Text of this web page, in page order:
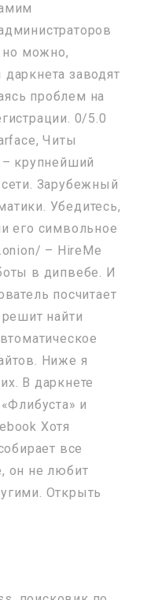
но можно,
заводят
проблем на
0/5.0
Читы
крупнейший
Зарубежный
Убедитесь,
его символьное
– HireMe
в дипвебе. И
посчитает
найти
Ниже я
В даркнете
и
Хотя
все
он не любит
Открыть